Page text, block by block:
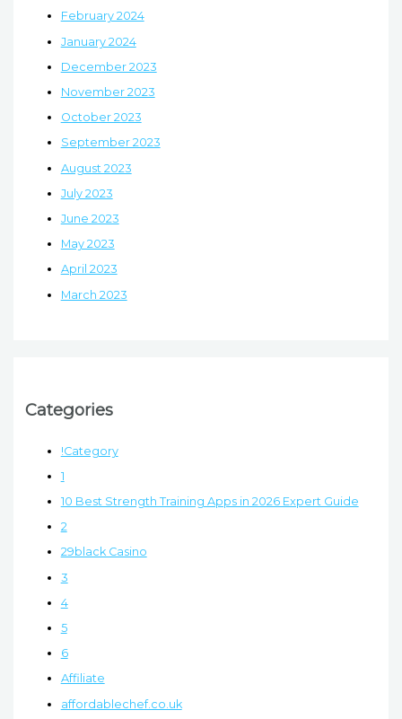
February 2024
January 2024
December 2023
November 2023
October 2023
September 2023
August 2023
July 2023
June 2023
May 2023
April 2023
March 2023
Categories
!Category
1
10 Best Strength Training Apps in 2026 Expert Guide
2
29black Casino
3
4
5
6
Affiliate
affordablechef.co.uk